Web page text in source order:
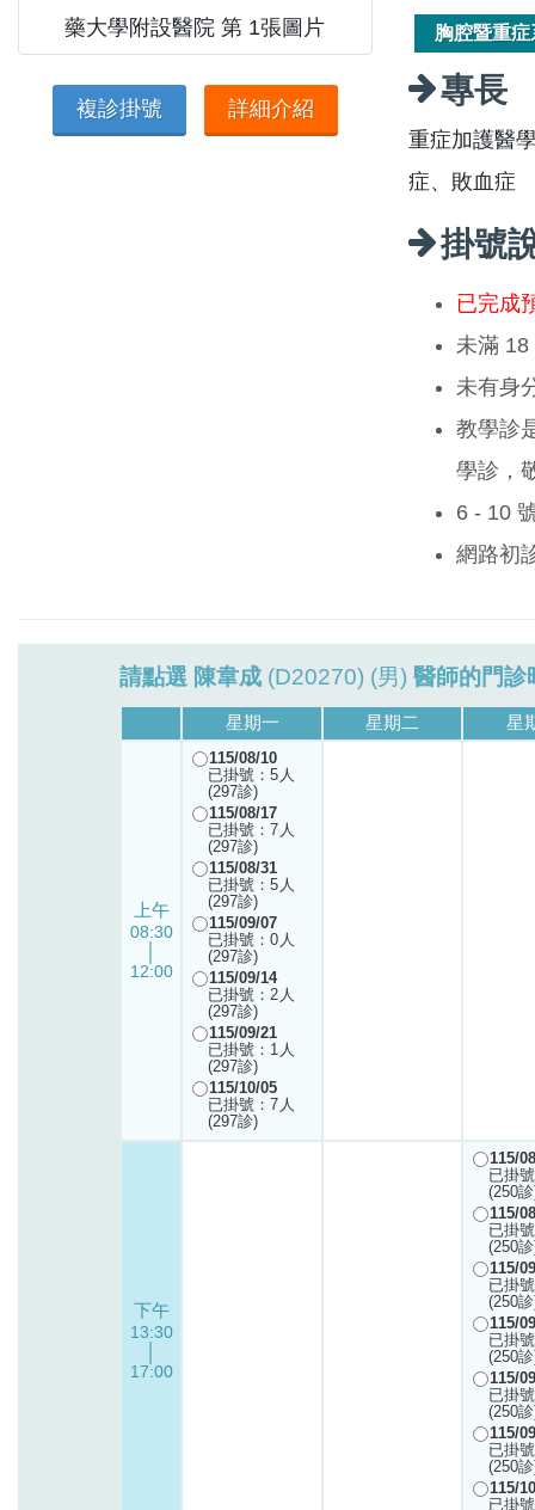
複診掛號 詳細介紹
胸腔暨重症
專長
重症加護醫
症、敗血症
掛號
已完成
未滿 18
未有身
教學診
學診，
6 - 10
網路初